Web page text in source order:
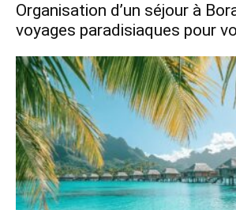
Organisation d’un séjour à
voyages paradisiaques pour